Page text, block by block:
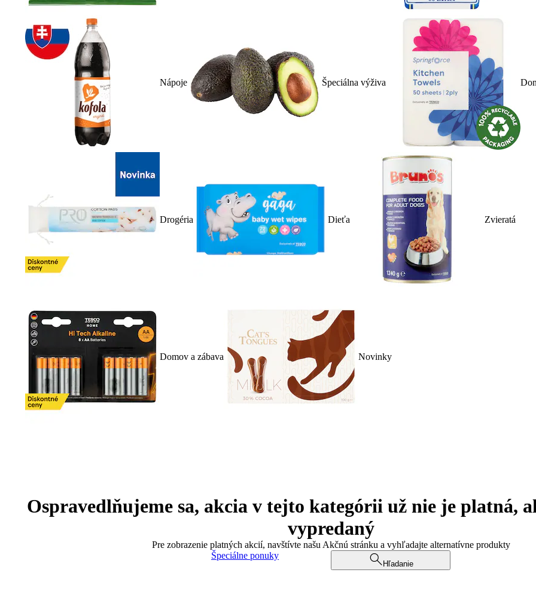
Nápoje Špeciálna výživa
Drogéria Dieťa Zvieratá
Domov a zábava Novinky
Ospravedlňujeme sa, akcia v tejto kategórii už nie je platná,
vypredaný
Pre zobrazenie platných akcií, navštívte našu Akčnú stránku a vyhľadajte alternatívne produkty
Špeciálne ponuky
Hľadanie